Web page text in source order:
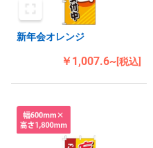
新年会オレンジ
￥1,007.6~[税込]